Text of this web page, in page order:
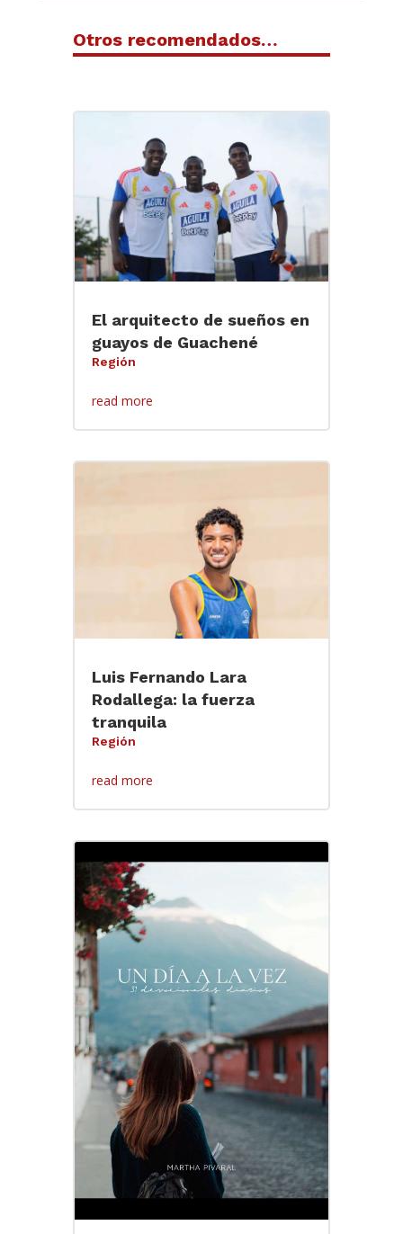
Otros recomendados…
El arquitecto de sueños en
guayos de Guachené
Región
read more
Luis Fernando Lara
Rodallega: la fuerza
tranquila
Región
read more